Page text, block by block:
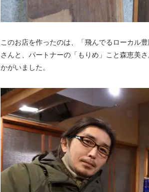
このお店を作ったのは、「飛んでるローカル
さんと、パートナーの「もりめ」こと森恵美
かがいました。